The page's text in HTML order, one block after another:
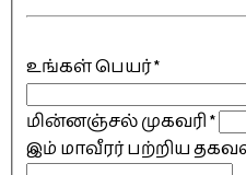
உங்கள் பெயர்*
மின்னஞ்சல் முகவரி*
இம் மாவீரர் பற்றிய